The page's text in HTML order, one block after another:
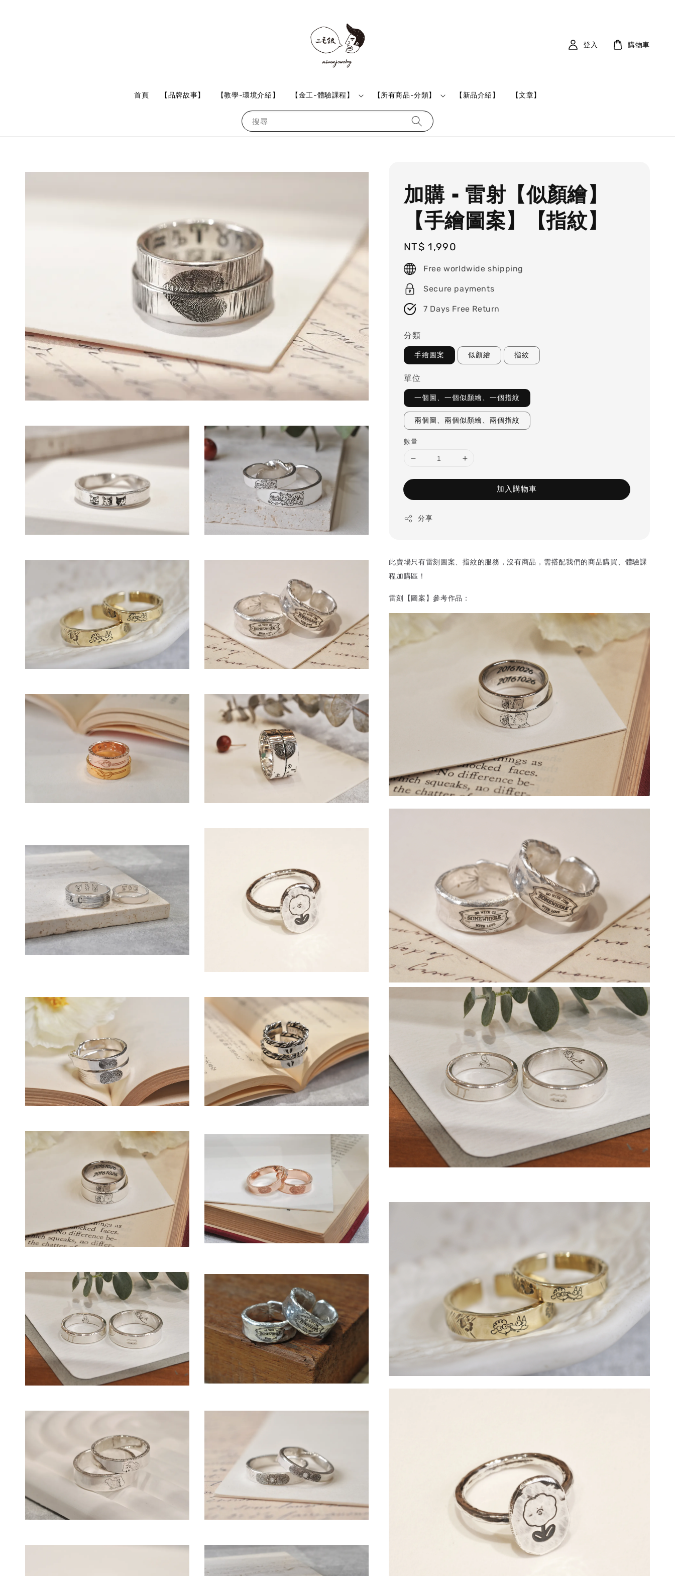
搜尋
首頁 【品牌故事】 【教學-環境介紹】 【金工-體驗課程】 【所有商品-分類】 【新品介紹】 【文章】
登入 購物車
加購 - 雷射【似顏繪】
【手繪圖案】【指紋】
Regular
price
NT$ 1,990
Free worldwide shipping
Secure payments
7 Days Free Return
分類
手繪圖案 似顏繪 指紋
單位
一個圖、一個似顏繪、一個指紋
兩個圖、兩個似顏繪、兩個指紋
數量
加入購物車
分享
此賣場只有雷刻圖案、指紋的服務，沒有商品，需搭配我們的商品購買、體驗課
程加購區！
雷刻【圖案】參考作品：